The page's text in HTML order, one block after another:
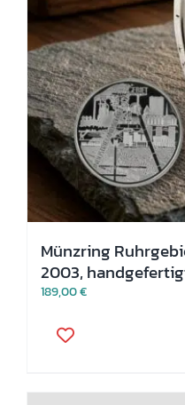
Münzring
2003,
189,00€
Produkt